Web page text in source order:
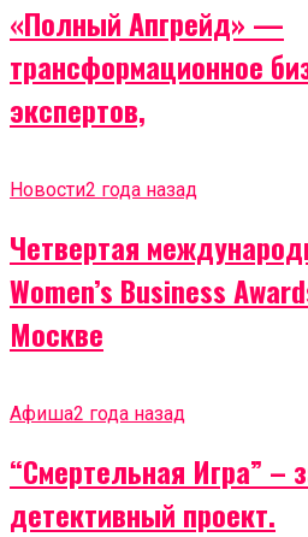
«Полный Апгрейд» —
трансформационное
экспертов,
Новости2 года назад
Четвертая
Women’s Business
Москве
Афиша2 года назад
“Смертельная Игра” –
детективный проект.